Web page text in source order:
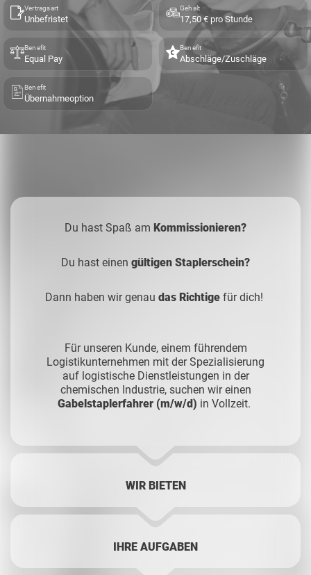
Vertragsart
Unbefristet
Gehalt
17,50 € pro Stunde
Benefit
Equal Pay
Benefit
Abschläge/Zuschläge
Benefit
Übernahmeoption
Du hast Spaß am Kommissionieren?
Du hast einen gültigen Staplerschein?
Dann haben wir genau das Richtige für dich!
Für unseren Kunde, einem führendem
Logistikunternehmen mit der Spezialisierung
auf logistische Dienstleistungen in der
chemischen Industrie, suchen wir einen
Gabelstaplerfahrer (m/w/d) in Vollzeit.
WIR BIETEN
IHRE AUFGABEN